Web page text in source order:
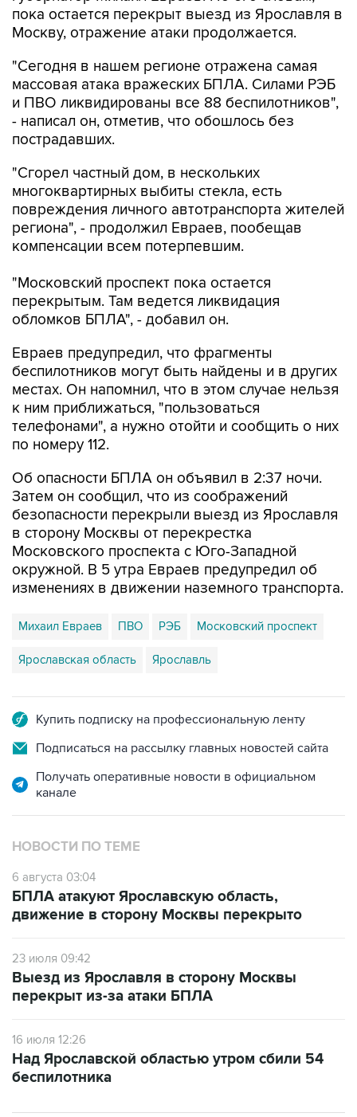
пока остается перекрыт выезд из Ярославля в
Москву, отражение атаки продолжается.
"Сегодня в нашем регионе отражена самая
массовая атака вражеских БПЛА. Силами РЭБ
и ПВО ликвидированы все 88 беспилотников",
- написал он, отметив, что обошлось без
пострадавших.
"Сгорел частный дом, в нескольких
многоквартирных выбиты стекла, есть
повреждения личного автотранспорта жителей
региона", - продолжил Евраев, пообещав
компенсации всем потерпевшим.
"Московский проспект пока остается
перекрытым. Там ведется ликвидация
обломков БПЛА", - добавил он.
Евраев предупредил, что фрагменты
беспилотников могут быть найдены и в других
местах. Он напомнил, что в этом случае нельзя
к ним приближаться, "пользоваться
телефонами", а нужно отойти и сообщить о них
по номеру 112.
Об опасности БПЛА он объявил в 2:37 ночи.
Затем он сообщил, что из соображений
безопасности перекрыли выезд из Ярославля
в сторону Москвы от перекрестка
Московского проспекта с Юго-Западной
окружной. В 5 утра Евраев предупредил об
изменениях в движении наземного транспорта.
Михаил Евраев ПВО РЭБ Московский проспект
Ярославская область Ярославль
Купить подписку на профессиональную ленту
Подписаться на рассылку главных новостей сайта
Получать оперативные новости в официальном
канале
НОВОСТИ ПО ТЕМЕ
6 августа 03:04
БПЛА атакуют Ярославскую область,
движение в сторону Москвы перекрыто
23 июля 09:42
Выезд из Ярославля в сторону Москвы
перекрыт из-за атаки БПЛА
16 июля 12:26
Над Ярославской областью утром сбили 54
беспилотника